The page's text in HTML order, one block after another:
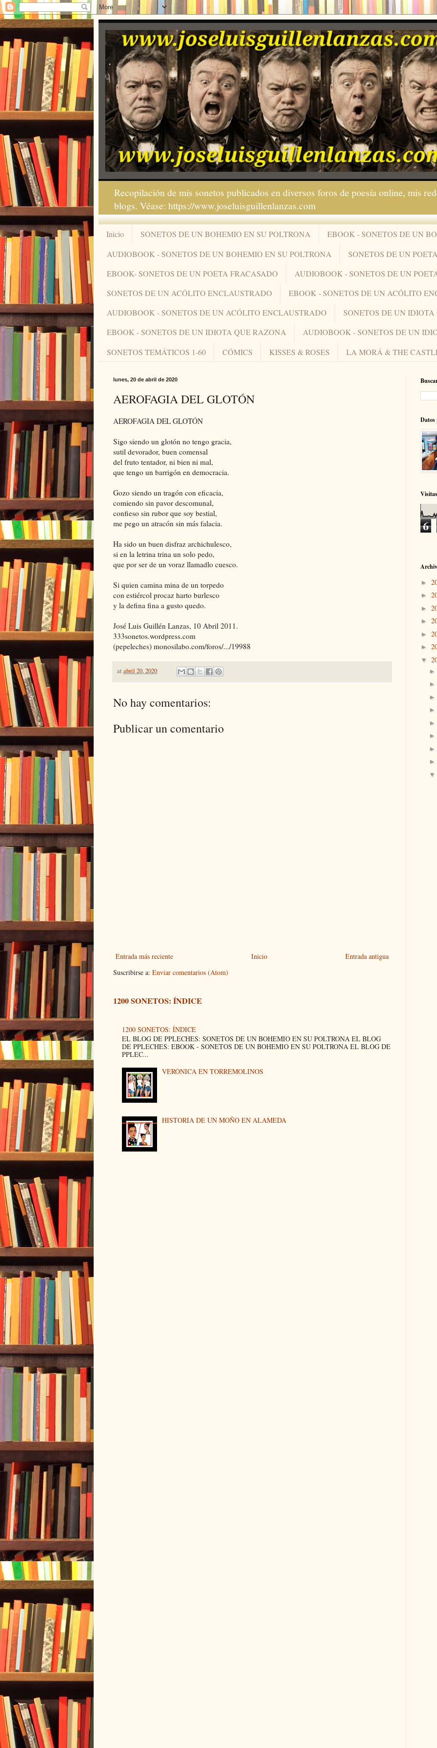
Recopilación de mis sonetos publicados en diversos foros de poesía online, mis
blogs. Véase: https://www.joseluisguillenlanzas.com
Inicio SONETOS DE UN BOHEMIO EN SU POLTRONA
EBOOK - SONETOS DE UN
AUDIOBOOK - SONETOS DE UN BOHEMIO EN SU POLTRONA
SONETOS DE UN
EBOOK- SONETOS DE UN POETA FRACASADO
AUDIOBOOK - SONETOS DE UN
SONETOS DE UN ACÓLITO ENCLAUSTRADO
EBOOK - SONETOS DE UN ACÓLITO
AUDIOBOOK - SONETOS DE UN ACÓLITO ENCLAUSTRADO
SONETOS DE UN
EBOOK - SONETOS DE UN IDIOTA QUE RAZONA
AUDIOBOOK - SONETOS DE UN
SONETOS TEMÁTICOS 1-60
CÓMICS KISSES & ROSES LA MORÁ & THE
lunes, 20 de abril de 2020
AEROFAGIA DEL GLOTÓN
AEROFAGIA DEL GLOTÓN
Sigo siendo un glotón no tengo gracia,
sutil devorador, buen comensal
del fruto tentador, ni bien ni mal,
que tengo un barrigón en democracia.
Gozo siendo un tragón con eficacia,
comiendo sin pavor descomunal,
confieso sin rubor que soy bestial,
me pego un atracón sin más falacia.
Ha sido un buen disfraz archichulesco,
si en la letrina trina un solo pedo,
que por ser de un voraz llamadlo cuesco.
Si quien camina mina de un torpedo
con estiércol procaz harto burlesco
y la defina fina a gusto quedo.
José Luis Guillén Lanzas, 10 Abril 2011.
333sonetos.wordpress.com
(pepeleches) monosilabo.com/foros/.../19988
at abril 20, 2020
No hay comentarios:
Publicar un comentario
Entrada más reciente Entrada antigua
Inicio
Suscribirse a: Enviar comentarios (Atom)
1200 SONETOS: ÍNDICE
1200 SONETOS: ÍNDICE
EL BLOG DE PPLECHES: SONETOS DE UN BOHEMIO EN SU POLTRONA EL BLOG
DE PPLECHES: EBOOK - SONETOS DE UN BOHEMIO EN SU POLTRONA EL BLOG DE
PPLEC...
VERÓNICA EN TORREMOLINOS
HISTORIA DE UN MOÑO EN ALAMEDA
Datos
Visitas
6
►
►
►
►
►
►
▼